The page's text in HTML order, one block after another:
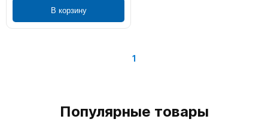
В корзину
1
Популярные товары